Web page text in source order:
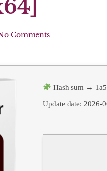
Comments
Hash sum →
Update date: 2026-